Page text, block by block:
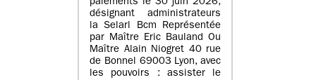
paiements le 30 juin 2026,
désignant administrateurs
la Selarl Bcm Représentée
par Maître Eric Bauland Ou
Maître Alain Niogret 40 rue
de Bonnel 69003 Lyon, avec
les pouvoirs : assister le